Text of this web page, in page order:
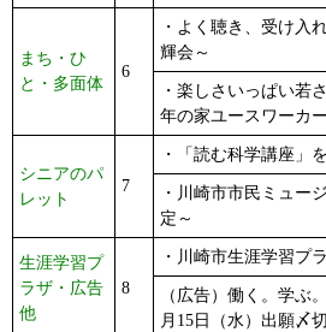
まち・ひ
と・多面体
6
・よく聴き、受け入
輝会～
・楽しさいっぱい若
年の家ユースワーカ
シニアのパ
レット
7
・「読む科学講座」
・川崎市市民ミュー
定～
生涯学習プ
ラザ・広告
他
8
・川崎市生涯学習プ
（広告）働く。学ぶ
月15日（水）出願〆